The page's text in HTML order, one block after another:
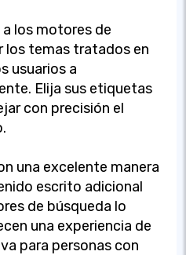
los motores de
los temas tratados en
usuarios a
Elija sus etiquetas
con precisión el
una excelente manera
escrito adicional
de búsqueda lo
una experiencia de
para personas con